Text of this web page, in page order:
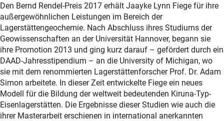
Den Bernd Rendel-Preis 2017 erhält Jaayke Lynn Fiege für ihre
außergewöhnlichen Leistungen im Bereich der
Lagerstättengeochemie. Nach Abschluss ihres Studiums der
Geowissenschaften an der Universität Hannover, begann sie
ihre Promotion 2013 und ging kurz darauf – gefördert durch ein
DAAD-Jahresstipendium – an die University of Michigan, wo
sie mit dem renommierten Lagerstättenforscher Prof. Dr. Adam
Simon arbeitete. In dieser Zeit entwickelte Fiege ein neues
Modell für die Bildung der weltweit bedeutenden Kiruna-Typ-
Eisenlagerstätten. Die Ergebnisse dieser Studien wie auch die
ihrer Masterarbeit erschienen in international anerkannten